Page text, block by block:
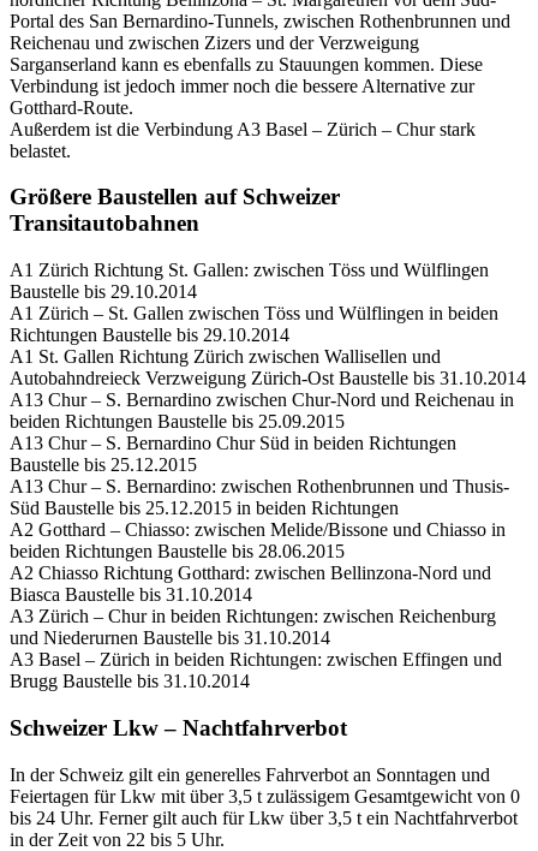
Portal des San Bernardino-Tunnels, zwischen Rothenbrunnen und
Reichenau und zwischen Zizers und der Verzweigung
Sarganserland kann es ebenfalls zu Stauungen kommen. Diese
Verbindung ist jedoch immer noch die bessere Alternative zur
Gotthard-Route.
Außerdem ist die Verbindung A3 Basel – Zürich – Chur stark
belastet.
Größere Baustellen auf Schweizer
Transitautobahnen
A1 Zürich Richtung St. Gallen: zwischen Töss und Wülflingen
Baustelle bis 29.10.2014
A1 Zürich – St. Gallen zwischen Töss und Wülflingen in beiden
Richtungen Baustelle bis 29.10.2014
A1 St. Gallen Richtung Zürich zwischen Wallisellen und
Autobahndreieck Verzweigung Zürich-Ost Baustelle bis 31.10.2014
A13 Chur – S. Bernardino zwischen Chur-Nord und Reichenau in
beiden Richtungen Baustelle bis 25.09.2015
A13 Chur – S. Bernardino Chur Süd in beiden Richtungen
Baustelle bis 25.12.2015
A13 Chur – S. Bernardino: zwischen Rothenbrunnen und Thusis-
Süd Baustelle bis 25.12.2015 in beiden Richtungen
A2 Gotthard – Chiasso: zwischen Melide/Bissone und Chiasso in
beiden Richtungen Baustelle bis 28.06.2015
A2 Chiasso Richtung Gotthard: zwischen Bellinzona-Nord und
Biasca Baustelle bis 31.10.2014
A3 Zürich – Chur in beiden Richtungen: zwischen Reichenburg
und Niederurnen Baustelle bis 31.10.2014
A3 Basel – Zürich in beiden Richtungen: zwischen Effingen und
Brugg Baustelle bis 31.10.2014
Schweizer Lkw – Nachtfahrverbot
In der Schweiz gilt ein generelles Fahrverbot an Sonntagen und
Feiertagen für Lkw mit über 3,5 t zulässigem Gesamtgewicht von 0
bis 24 Uhr. Ferner gilt auch für Lkw über 3,5 t ein Nachtfahrverbot
in der Zeit von 22 bis 5 Uhr.